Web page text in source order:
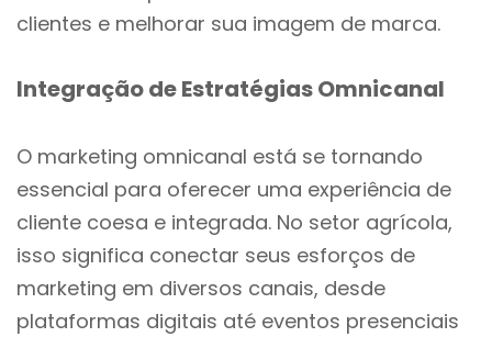
clientes e melhorar sua imagem de marca.
Integração de Estratégias Omnicanal
O marketing omnicanal está se tornando
essencial para oferecer uma experiência de
cliente coesa e integrada. No setor agrícola,
isso significa conectar seus esforços de
marketing em diversos canais, desde
plataformas digitais até eventos presenciais